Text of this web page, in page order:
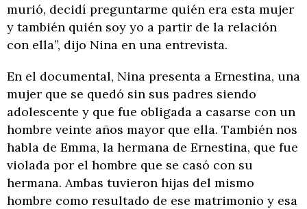
murió, decidí preguntarme quién era esta mujer
y también quién soy yo a partir de la relación
con ella”, dijo Nina en una entrevista.
En el documental, Nina presenta a Ernestina, una
mujer que se quedó sin sus padres siendo
adolescente y que fue obligada a casarse con un
hombre veinte años mayor que ella. También nos
habla de Emma, la hermana de Ernestina, que fue
violada por el hombre que se casó con su
hermana. Ambas tuvieron hijas del mismo
hombre como resultado de ese matrimonio y esa